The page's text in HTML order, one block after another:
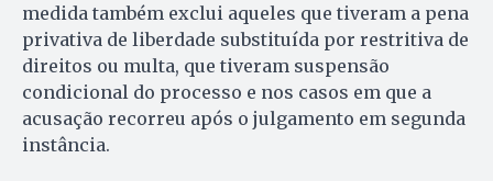
medida também exclui aqueles que tiveram a pena
privativa de liberdade substituída por restritiva de
direitos ou multa, que tiveram suspensão
condicional do processo e nos casos em que a
acusação recorreu após o julgamento em segunda
instância.